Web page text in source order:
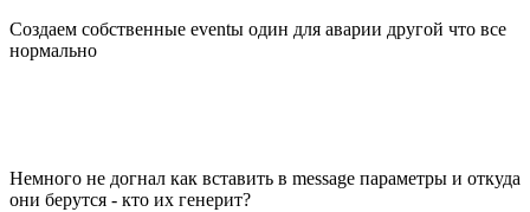
Создаем собственные eventы один для аварии другой что все
нормально
Немного не догнал как вставить в message параметры и откуда
они берутся - кто их генерит?